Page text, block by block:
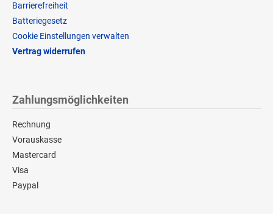
Barrierefreiheit
Batteriegesetz
Cookie Einstellungen verwalten
Vertrag widerrufen
Zahlungsmöglichkeiten
Rechnung
Vorauskasse
Mastercard
Visa
Paypal